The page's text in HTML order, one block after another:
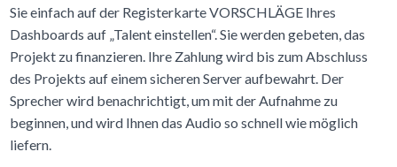
Sie einfach auf der Registerkarte VORSCHLÄGE Ihres
Dashboards auf „Talent einstellen“. Sie werden gebeten, das
Projekt zu finanzieren. Ihre Zahlung wird bis zum Abschluss
des Projekts auf einem sicheren Server aufbewahrt. Der
Sprecher wird benachrichtigt, um mit der Aufnahme zu
beginnen, und wird Ihnen das Audio so schnell wie möglich
liefern.